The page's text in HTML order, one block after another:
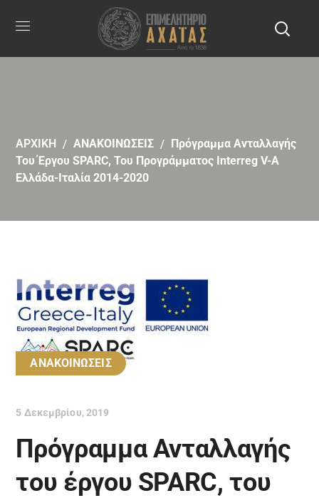
ΑΡΧΙΚΗ ΑΝΑΚΟΙΝΩΣΕΙΣ
Πρόγραμμα Ανταλλαγής
Του Έργου SPARC, Του Προγράμματος Interreg V-A
Ελλάδα-Ιταλία 2014-2020
ΑΝΑΚΟΙΝΩΣΕΙΣ
5 Δεκεμβρίου, 2019
Πρόγραμμα Ανταλλαγής
του έργου SPARC, του